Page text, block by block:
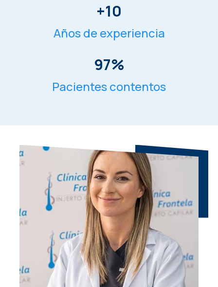
Años de experiencia
+10
Pacientes contentos
97%